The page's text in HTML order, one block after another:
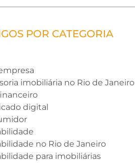
POR CATEGORIA
imobiliária no Rio de Janeiro
digital
no Rio de Janeiro
para imobiliárias